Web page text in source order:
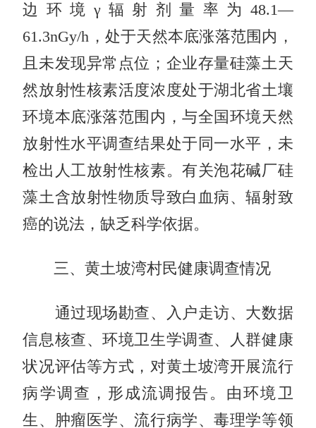
边环境γ辐射剂量率为48.1—
61.3nGy/h，处于天然本底涨落范围内，
且未发现异常点位；企业存量硅藻土天
然放射性核素活度浓度处于湖北省土壤
环境本底涨落范围内，与全国环境天然
放射性水平调查结果处于同一水平，未
检出人工放射性核素。有关泡花碱厂硅
藻土含放射性物质导致白血病、辐射致
癌的说法，缺乏科学依据。
三、黄土坡湾村民健康调查情况
通过现场勘查、入户走访、大数据
信息核查、环境卫生学调查、人群健康
状况评估等方式，对黄土坡湾开展流行
病学调查，形成流调报告。由环境卫
生、肿瘤医学、流行病学、毒理学等领